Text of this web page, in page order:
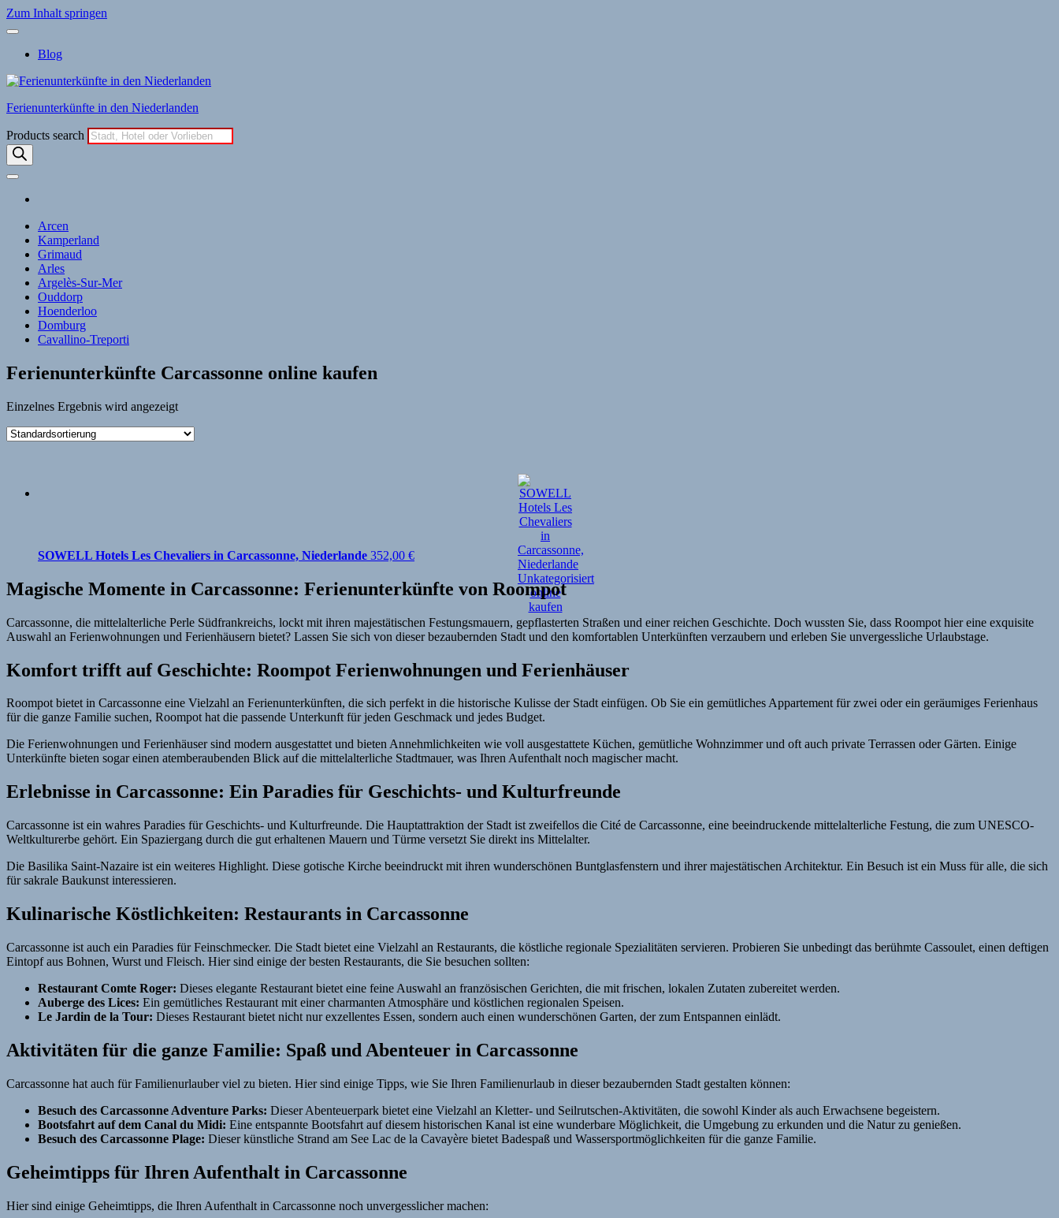
Zum Inhalt springen
Blog
Ferienunterkünfte in den Niederlanden
Products search
Arcen
Kamperland
Grimaud
Arles
Argelès-Sur-Mer
Ouddorp
Hoenderloo
Domburg
Cavallino-Treporti
Ferienunterkünfte Carcassonne online kaufen
Einzelnes Ergebnis wird angezeigt
SOWELL Hotels Les Chevaliers in Carcassonne, Niederlande 352,00 €
Magische Momente in Carcassonne: Ferienunterkünfte von Roompot
Carcassonne, die mittelalterliche Perle Südfrankreichs, lockt mit ihren majestätischen Festungsmauern, gepflasterten Straßen und einer reichen Geschichte. Doch wussten Sie, dass Roompot hier eine exquisite
Auswahl an Ferienwohnungen und Ferienhäusern bietet? Lassen Sie sich von dieser bezaubernden Stadt und den komfortablen Unterkünften verzaubern und erleben Sie unvergessliche Urlaubstage.
Komfort trifft auf Geschichte: Roompot Ferienwohnungen und Ferienhäuser
Roompot bietet in Carcassonne eine Vielzahl an Ferienunterkünften, die sich perfekt in die historische Kulisse der Stadt einfügen. Ob Sie ein gemütliches Appartement für zwei oder ein geräumiges Ferienhaus
für die ganze Familie suchen, Roompot hat die passende Unterkunft für jeden Geschmack und jedes Budget.
Die Ferienwohnungen und Ferienhäuser sind modern ausgestattet und bieten Annehmlichkeiten wie voll ausgestattete Küchen, gemütliche Wohnzimmer und oft auch private Terrassen oder Gärten. Einige
Unterkünfte bieten sogar einen atemberaubenden Blick auf die mittelalterliche Stadtmauer, was Ihren Aufenthalt noch magischer macht.
Erlebnisse in Carcassonne: Ein Paradies für Geschichts- und Kulturfreunde
Carcassonne ist ein wahres Paradies für Geschichts- und Kulturfreunde. Die Hauptattraktion der Stadt ist zweifellos die Cité de Carcassonne, eine beeindruckende mittelalterliche Festung, die zum UNESCO-
Weltkulturerbe gehört. Ein Spaziergang durch die gut erhaltenen Mauern und Türme versetzt Sie direkt ins Mittelalter.
Die Basilika Saint-Nazaire ist ein weiteres Highlight. Diese gotische Kirche beeindruckt mit ihren wunderschönen Buntglasfenstern und ihrer majestätischen Architektur. Ein Besuch ist ein Muss für alle, die sich
für sakrale Baukunst interessieren.
Kulinarische Köstlichkeiten: Restaurants in Carcassonne
Carcassonne ist auch ein Paradies für Feinschmecker. Die Stadt bietet eine Vielzahl an Restaurants, die köstliche regionale Spezialitäten servieren. Probieren Sie unbedingt das berühmte Cassoulet, einen deftigen
Eintopf aus Bohnen, Wurst und Fleisch. Hier sind einige der besten Restaurants, die Sie besuchen sollten:
Restaurant Comte Roger: Dieses elegante Restaurant bietet eine feine Auswahl an französischen Gerichten, die mit frischen, lokalen Zutaten zubereitet werden.
Auberge des Lices: Ein gemütliches Restaurant mit einer charmanten Atmosphäre und köstlichen regionalen Speisen.
Le Jardin de la Tour: Dieses Restaurant bietet nicht nur exzellentes Essen, sondern auch einen wunderschönen Garten, der zum Entspannen einlädt.
Aktivitäten für die ganze Familie: Spaß und Abenteuer in Carcassonne
Carcassonne hat auch für Familienurlauber viel zu bieten. Hier sind einige Tipps, wie Sie Ihren Familienurlaub in dieser bezaubernden Stadt gestalten können:
Besuch des Carcassonne Adventure Parks: Dieser Abenteuerpark bietet eine Vielzahl an Kletter- und Seilrutschen-Aktivitäten, die sowohl Kinder als auch Erwachsene begeistern.
Bootsfahrt auf dem Canal du Midi: Eine entspannte Bootsfahrt auf diesem historischen Kanal ist eine wunderbare Möglichkeit, die Umgebung zu erkunden und die Natur zu genießen.
Besuch des Carcassonne Plage: Dieser künstliche Strand am See Lac de la Cavayère bietet Badespaß und Wassersportmöglichkeiten für die ganze Familie.
Geheimtipps für Ihren Aufenthalt in Carcassonne
Hier sind einige Geheimtipps, die Ihren Aufenthalt in Carcassonne noch unvergesslicher machen: